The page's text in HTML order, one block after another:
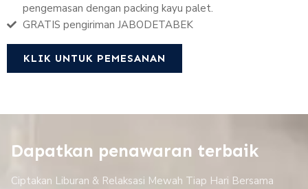
pengemasan dengan packing kayu palet.
GRATIS pengiriman JABODETABEK
KLIK UNTUK PEMESANAN
Dapatkan penawaran terbaik
Ciptakan Liburan & Relaksasi Mewah Tiap Hari Bersama